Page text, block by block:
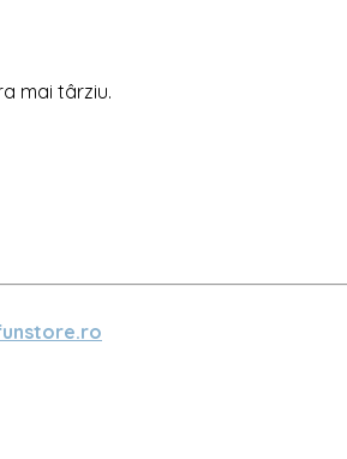
mai târziu.